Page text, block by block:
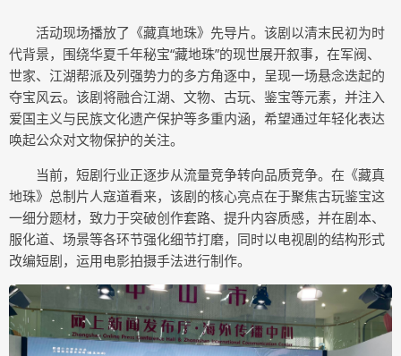
活动现场播放了《藏真地珠》先导片。该剧以清末民初为时
代背景，围绕华夏千年秘宝“藏地珠”的现世展开叙事，在军阀、
世家、江湖帮派及列强势力的多方角逐中，呈现一场悬念迭起的
夺宝风云。该剧将融合江湖、文物、古玩、鉴宝等元素，并注入
爱国主义与民族文化遗产保护等多重内涵，希望通过年轻化表达
唤起公众对文物保护的关注。
当前，短剧行业正逐步从流量竞争转向品质竞争。在《藏真
地珠》总制片人寇道看来，该剧的核心亮点在于聚焦古玩鉴宝这
一细分题材，致力于突破创作套路、提升内容质感，并在剧本、
服化道、场景等各环节强化细节打磨，同时以电视剧的结构形式
改编短剧，运用电影拍摄手法进行制作。